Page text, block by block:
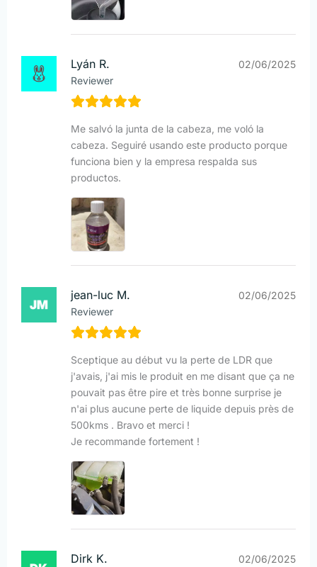
Lyán R.
Reviewer
02/06/2025
Me salvó la junta de la cabeza, me voló la
cabeza. Seguiré usando este producto porque
funciona bien y la empresa respalda sus
productos.
jean-luc M.
Reviewer
02/06/2025
Sceptique au début vu la perte de LDR que
j'avais, j'ai mis le produit en me disant que ça ne
pouvait pas être pire et très bonne surprise je
n'ai plus aucune perte de liquide depuis près de
500kms . Bravo et merci !
Je recommande fortement !
Dirk K. 02/06/2025